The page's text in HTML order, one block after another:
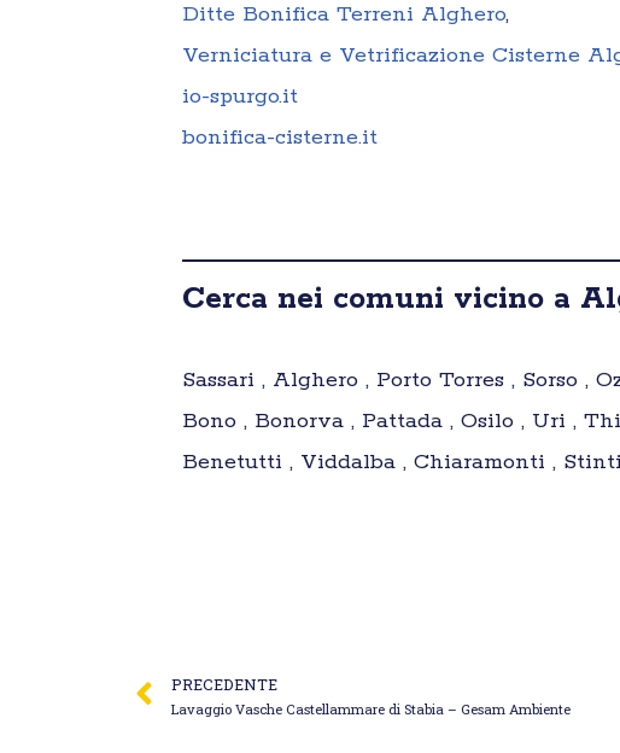
Ditte Bonifica Terreni Alghero,
Verniciatura e Vetrificazione Cisterne
io-spurgo.it
bonifica-cisterne.it
Cerca nei comuni vicino a
Sassari , Alghero , Porto Torres , Sorso ,
Bono , Bonorva , Pattada , Osilo , Uri ,
Benetutti , Viddalba , Chiaramonti ,
PRECEDENTE
Lavaggio Vasche Castellammare di Stabia – Gesam Ambiente